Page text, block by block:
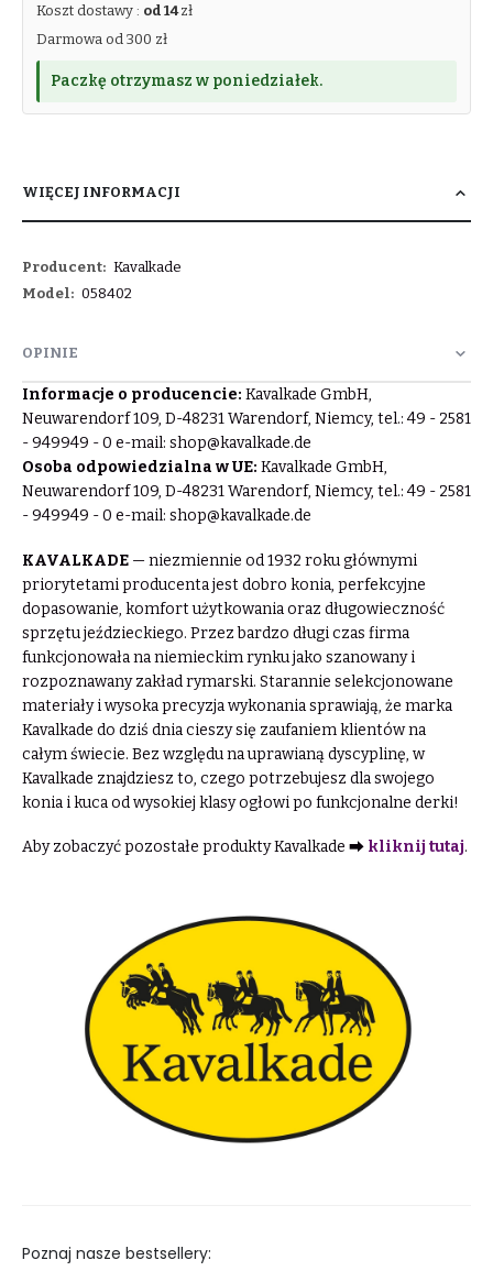
Koszt dostawy : od 14zł
Darmowa od 300 zł
Paczkę otrzymasz w poniedziałek.
WIĘCEJ INFORMACJI
Więcej
informacji
Kavalkade
058402
OPINIE
Informacje o producencie: Kavalkade GmbH,
Neuwarendorf 109, D-48231 Warendorf, Niemcy, tel.: 49 - 2581
- 949949 - 0 e-mail: shop@kavalkade.de
Osoba odpowiedzialna w UE: Kavalkade GmbH,
Neuwarendorf 109, D-48231 Warendorf, Niemcy, tel.: 49 - 2581
- 949949 - 0 e-mail: shop@kavalkade.de
KAVALKADE — niezmiennie od 1932 roku głównymi
priorytetami producenta jest dobro konia, perfekcyjne
dopasowanie, komfort użytkowania oraz długowieczność
sprzętu jeździeckiego. Przez bardzo długi czas firma
funkcjonowała na niemieckim rynku jako szanowany i
rozpoznawany zakład rymarski. Starannie selekcjonowane
materiały i wysoka precyzja wykonania sprawiają, że marka
Kavalkade do dziś dnia cieszy się zaufaniem klientów na
całym świecie. Bez względu na uprawianą dyscyplinę, w
Kavalkade znajdziesz to, czego potrzebujesz dla swojego
konia i kuca od wysokiej klasy ogłowi po funkcjonalne derki!
Aby zobaczyć pozostałe produkty Kavalkade ⮕ kliknij tutaj.
Poznaj nasze bestsellery: